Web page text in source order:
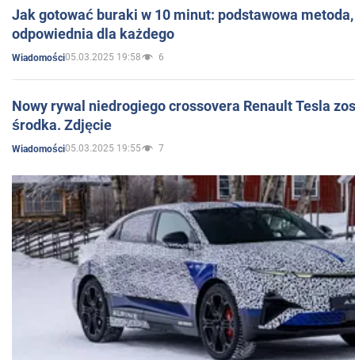
Jak gotować buraki w 10 minut: podstawowa
odpowiednia dla każdego
Wiadomości05.03.2025 19:58 6
Nowy rywal niedrogiego crossovera Renault Tesla
środka. Zdjęcie
Wiadomości05.03.2025 19:55 7